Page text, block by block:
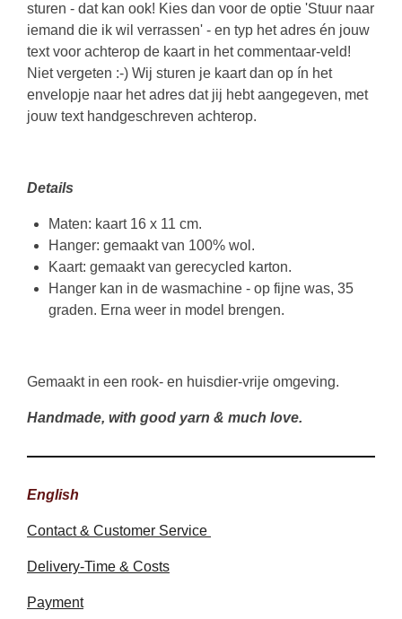
sturen - dat kan ook! Kies dan voor de optie 'Stuur naar
iemand die ik wil verrassen' - en typ het adres én jouw
text voor achterop de kaart in het commentaar-veld!
Niet vergeten :-) Wij sturen je kaart dan op ín het
envelopje naar het adres dat jij hebt aangegeven, met
jouw text handgeschreven achterop.
Details
Maten: kaart 16 x 11 cm.
Hanger: gemaakt van 100% wol.
Kaart: gemaakt van gerecycled karton.
Hanger kan in de wasmachine - op fijne was, 35
graden. Erna weer in model brengen.
Gemaakt in een rook- en huisdier-vrije omgeving.
Handmade, with good yarn & much love.
English
Contact & Customer Service
Delivery-Time & Costs
Payment